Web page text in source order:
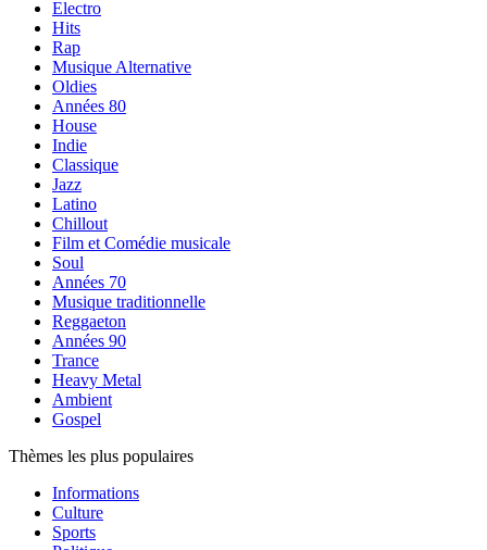
Electro
Hits
Rap
Musique Alternative
Oldies
Années 80
House
Indie
Classique
Jazz
Latino
Chillout
Film et Comédie musicale
Soul
Années 70
Musique traditionnelle
Reggaeton
Années 90
Trance
Heavy Metal
Ambient
Gospel
Thèmes les plus populaires
Informations
Culture
Sports